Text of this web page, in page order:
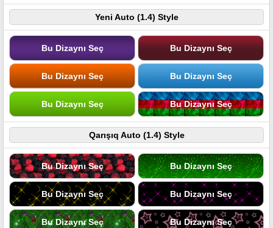
Yeni Auto (1.4) Style
Bu Dizaynı Seç Bu Dizaynı Seç
Bu Dizaynı Seç Bu Dizaynı Seç
Bu Dizaynı Seç Bu Dizaynı Seç
Qarışıq Auto (1.4) Style
Bu Dizaynı Seç Bu Dizaynı Seç
Bu Dizaynı Seç Bu Dizaynı Seç
Bu Dizaynı Seç Bu Dizaynı Seç